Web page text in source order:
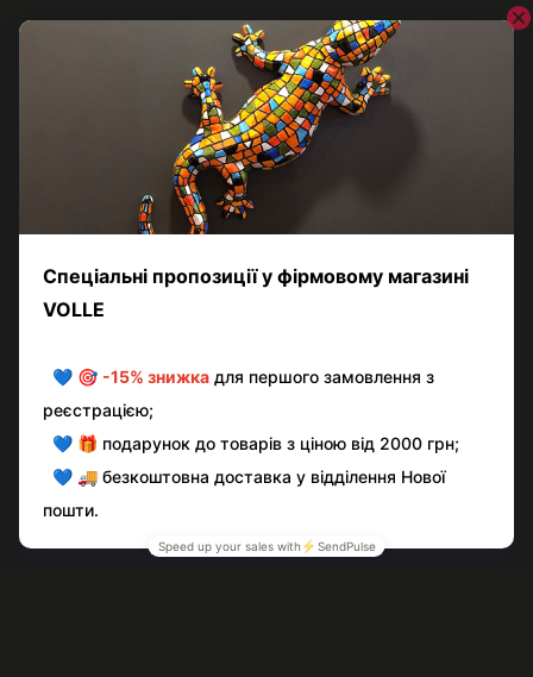
Додайте перший відгук
Написати відгук
Повна версія сайту